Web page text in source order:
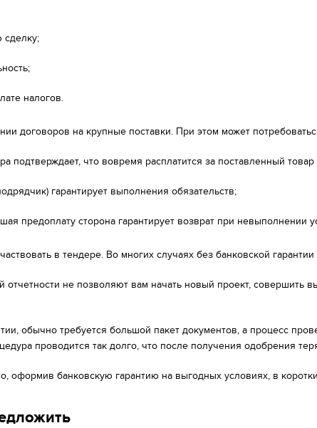
сделку;
налогов.
договоров на крупные поставки. При этом может
подтверждает, что вовремя расплатится за поставленный товар
гарантирует выполнения обязательств;
предоплату сторона гарантирует возврат при невыполнении
в тендере. Во многих случаях без банковской
отчетности не позволяют вам начать новый проект, совершить
обычно требуется большой пакет документов, а процесс
проводится так долго, что после получения одобрения
оформив банковскую гарантию на выгодных условиях, в